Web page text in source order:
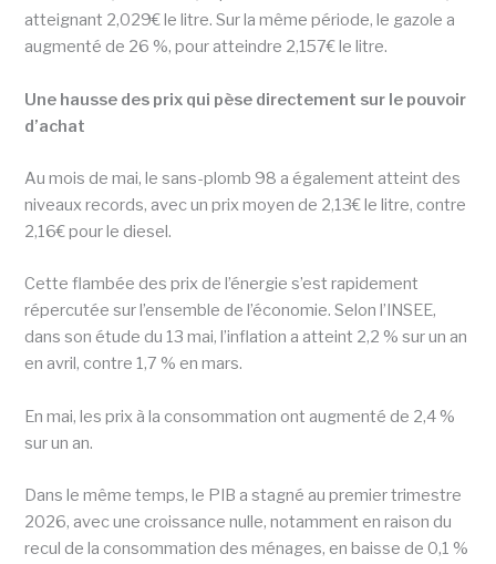
atteignant 2,029€ le litre. Sur la même période, le gazole a
augmenté de 26 %, pour atteindre 2,157€ le litre.
Une hausse des prix qui pèse directement sur le pouvoir
d’achat
Au mois de mai, le sans-plomb 98 a également atteint des
niveaux records, avec un prix moyen de 2,13€ le litre, contre
2,16€ pour le diesel.
Cette flambée des prix de l’énergie s’est rapidement
répercutée sur l’ensemble de l’économie. Selon l’INSEE,
dans son étude du 13 mai, l’inflation a atteint 2,2 % sur un an
en avril, contre 1,7 % en mars.
En mai, les prix à la consommation ont augmenté de 2,4 %
sur un an.
Dans le même temps, le PIB a stagné au premier trimestre
2026, avec une croissance nulle, notamment en raison du
recul de la consommation des ménages, en baisse de 0,1 %